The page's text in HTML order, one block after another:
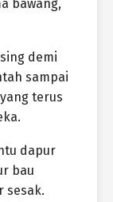
bawang,
demi
sampai
terus
dapur
bau
sesak.